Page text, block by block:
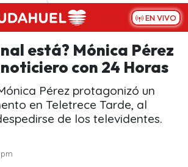
EN VIVO
está? Mónica Pérez
con 24 Horas
Pérez protagonizó un
en Teletrece Tarde, al
de los televidentes.